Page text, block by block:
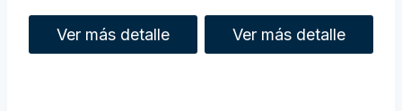
Ver más detalle Ver más detalle